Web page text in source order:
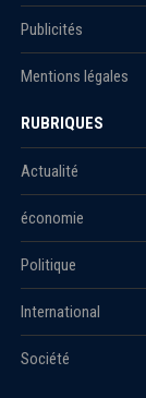
Publicités
Mentions légales
RUBRIQUES
Actualité
économie
Politique
International
Société